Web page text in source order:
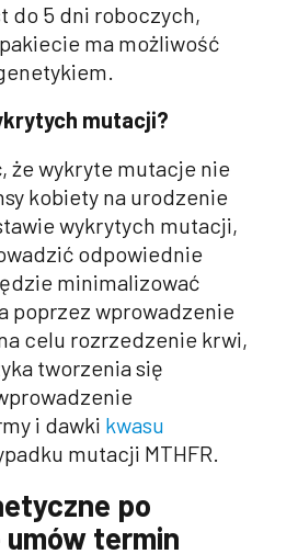
do 5 dni roboczych,
ma możliwość
mutacji?
że wykryte mutacje nie
kobiety na urodzenie
wykrytych mutacji,
odpowiednie
minimalizować
poprzez wprowadzenie
celu rozrzedzenie krwi,
tworzenia się
i dawki kwasu
mutacji MTHFR.
po
umów termin